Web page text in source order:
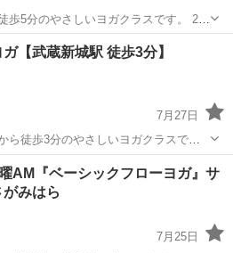
が集まって、 たのしくヨガをやってい
ヨガ クラス
【武蔵新城駅 徒歩3分】
7月27日
前中10:30~11:30にてヨガをやっています。 身体がかたい方や、は...
ヨガ クラス
AM『ベーシックフローヨガ』サ
みはら
7月25日